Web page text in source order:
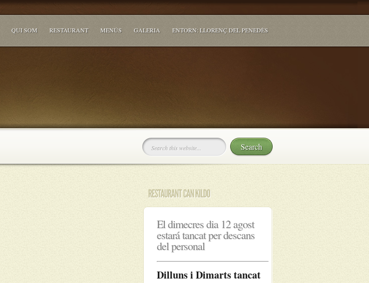
QUI SOM RESTAURANT MENÚS GALERIA ENTORN: LLORENÇ DEL PENEDÈS
El dimecres dia 12 agost
estará tancat per descans
del personal
Dilluns i Dimarts tancat